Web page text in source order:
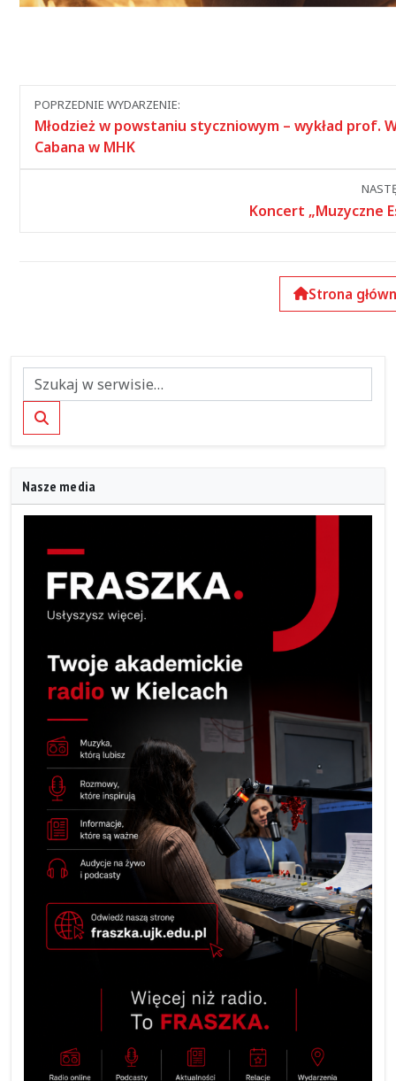
Nawigacja
między
wydarzeniami
POPRZEDNIE WYDARZENIE:
Młodzież w powstaniu styczniowym – wykład prof.
Cabana w MHK
Koncert „Muzyczne
Strona
Szukaj
Nasze media